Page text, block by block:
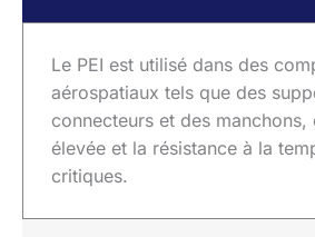
Le PEI est utilisé dans des
aérospatiaux tels que des
connecteurs et des manchons,
élevée et la résistance à la
critiques.